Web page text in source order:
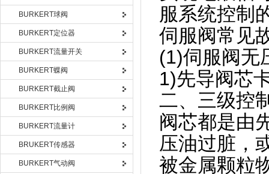
BURKERT球阀
BURKERT定位器
BURKERT流量开关
BURKERT蝶阀
BURKERT截止阀
BURKERT比例阀
BURKERT流量计
BRUKERT传感器
BURKERT气动阀
服系统控制
伺服阀常见
(1)伺服阀无
1)先导阀芯
二、三级控
阀芯都是由
压油过脏，
被金属颗粒